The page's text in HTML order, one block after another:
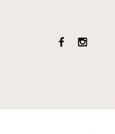
facebookinstagram